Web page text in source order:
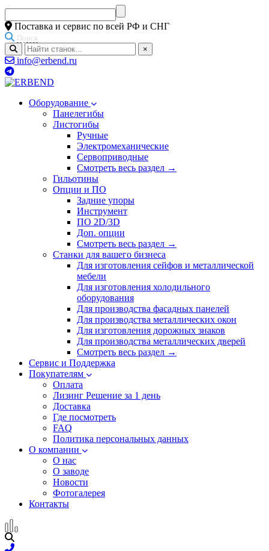
Поставка и сервис по всей РФ и СНГ
Поиск
×
info@erbend.ru
Оборудование
Панелегибы
Листогибы
Ручные
Электромеханические
Сервоприводные
Смотреть весь раздел →
Гильотины
Опции и ПО
Задние упоры
Инструмент
ПО 2D/3D
Доп. опции
Смотреть весь раздел →
Станки для вашего бизнеса
Для изготовления сейфов и металлической
мебели
Для изготовления холодильного
оборудования
Для производства фасадных панелей
Для производства металлических окон
Для изготовления дорожных знаков
Для производства металлических дверей
Смотреть весь раздел →
Сервис и Поддержка
Покупателям
Оплата
Лизинг Решение за 1 день
Доставка
Где посмотреть
FAQ
Политика персональных данных
О компании
О нас
О заводе
Новости
Фотогалерея
Контакты